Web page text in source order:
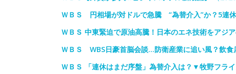
ＷＢＳ 円相場が対ドルで急騰 “為替介入”か？5連
ＷＢＳ 中東緊迫で原油高騰！日本のエネ技術をアジ
ＷＢＳ WBS日豪首脳会談…防衛産業に追い風？飲食
ＷＢＳ 「連休はまだ序盤」為替介入は？▼牧野フラ